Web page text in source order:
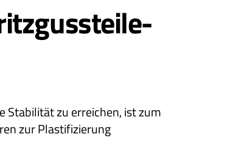
zu erreichen, ist zum
zur Plastifizierung